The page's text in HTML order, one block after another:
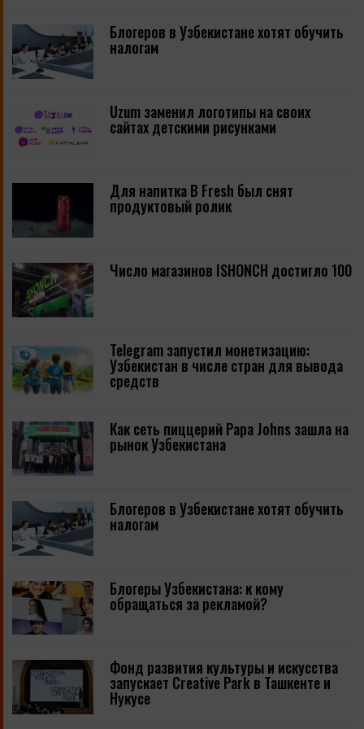
Блогеров в Узбекистане хотят обучить
налогам
Uzum заменил логотипы на своих
сайтах детскими рисунками
Для напитка B Fresh был снят
продуктовый ролик
Число магазинов ISHONCH достигло 100
Telegram запустил монетизацию:
Узбекистан в числе стран для вывода
средств
Как сеть пиццерий Papa Johns зашла на
рынок Узбекистана
Блогеров в Узбекистане хотят обучить
налогам
Блогеры Узбекистана: к кому
обращаться за рекламой?
Фонд развития культуры и искусства
запускает Creative Park в Ташкенте и
Нукусе